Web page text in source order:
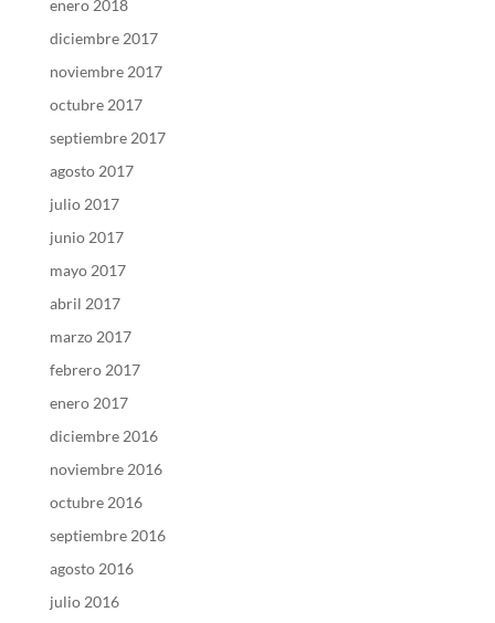
enero 2018
diciembre 2017
noviembre 2017
octubre 2017
septiembre 2017
agosto 2017
julio 2017
junio 2017
mayo 2017
abril 2017
marzo 2017
febrero 2017
enero 2017
diciembre 2016
noviembre 2016
octubre 2016
septiembre 2016
agosto 2016
julio 2016